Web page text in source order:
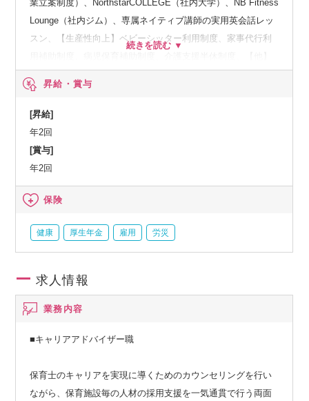
業立案制度）、NorthstarCOLLEGE（社内大学）、NB Fitness
Lounge（社内ジム）、専属ネイティブ講師の実用英会話レッ
スン、【生産性向上】ベビーシッター利用制度、家事代行利
み企業年金（2024年2月より導入予定）※確定給付企業年金
（DB）の一つで、退職金制度も兼ね備えた年金制度です。
昇給・賞与
[昇給]
年2回
[賞与]
年2回
保険
健康 厚生年金 雇用 労災
求人情報
業務内容
■キャリアアドバイザー職
保育士のキャリアを実現に導くためのカウンセリングを行い
ながら、保育施設毎の人材の採用支援を一気通貫で行う両面